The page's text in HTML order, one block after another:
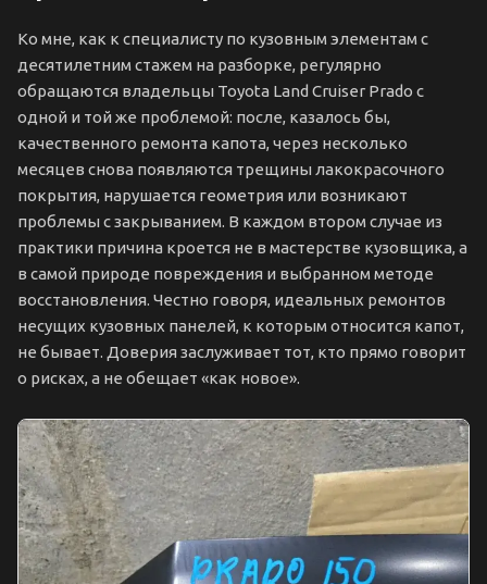
Ко мне, как к специалисту по кузовным элементам с
десятилетним стажем на разборке, регулярно
обращаются владельцы Toyota Land Cruiser Prado с
одной и той же проблемой: после, казалось бы,
качественного ремонта капота, через несколько
месяцев снова появляются трещины лакокрасочного
покрытия, нарушается геометрия или возникают
проблемы с закрыванием. В каждом втором случае из
практики причина кроется не в мастерстве кузовщика, а
в самой природе повреждения и выбранном методе
восстановления. Честно говоря, идеальных ремонтов
несущих кузовных панелей, к которым относится капот,
не бывает. Доверия заслуживает тот, кто прямо говорит
о рисках, а не обещает «как новое».